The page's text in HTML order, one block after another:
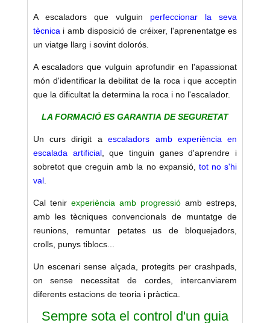
A escaladors que vulguin perfeccionar la seva
tècnica i amb disposició de créixer, l'aprenentatge es
un viatge llarg i sovint dolorós.
A escaladors que vulguin aprofundir en l'apassionat
món d'identificar la debilitat de la roca i que acceptin
que la dificultat la determina la roca i no l'escalador.
LA FORMACIÓ ES GARANTIA DE SEGURETAT
Un curs dirigit aescaladors amb experiència en
escalada artificial, que tinguin ganes d'aprendre i
sobretot que creguin amb la no expansió, tot no s'hi
val.
Cal tenir experiència amb progressió amb estreps,
amb les tècniques convencionals de muntatge de
reunions, remuntar petates us de bloquejadors,
crolls, punys tiblocs...
Un escenari sense alçada, protegits per crashpads,
on sense necessitat de cordes, intercanviarem
diferents estacions de teoria i pràctica.
Sempre sota el control d'un guia